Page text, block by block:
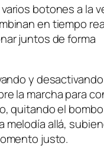
botones a la
en tiempo
juntos de forma
y desactivando
la marcha para
quitando el
melodía allá,
justo.